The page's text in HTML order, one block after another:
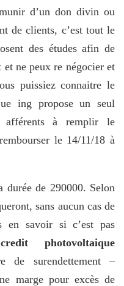
d’un don divin ou
de clients, c’est tout le
des études afin de
ne peux re négocier et
puissiez connaitre le
ing propose un seul
afférents à remplir le
le 14/11/18 à
durée de 290000. Selon
sans aucun cas de
en savoir si c’est pas
photovoltaique
de surendettement –
marge pour excès de